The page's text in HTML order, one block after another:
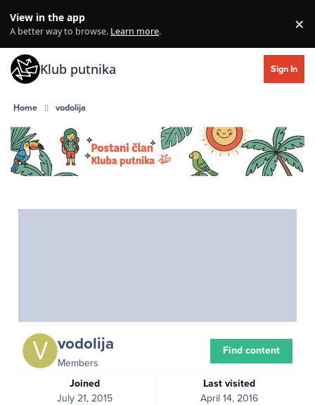
View in the app
A better way to browse. Learn more. ×
Klub putnika Sign In
Home vodolija
vodolija
Members
Joined
July 21, 2015
Last visited
April 14, 2016
Find content